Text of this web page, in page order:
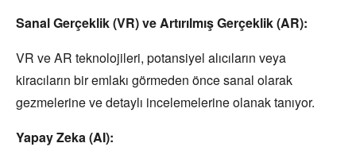
Sanal Gerçeklik (VR) ve Artırılmış Gerçeklik (AR):
VR ve AR teknolojileri, potansiyel alıcıların veya
kiracıların bir emlakı görmeden önce sanal olarak
gezmelerine ve detaylı incelemelerine olanak tanıyor.
Yapay Zeka (AI):